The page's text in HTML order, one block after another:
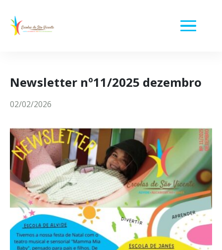
Newsletter nº11/2025 dezembro
02/02/2026